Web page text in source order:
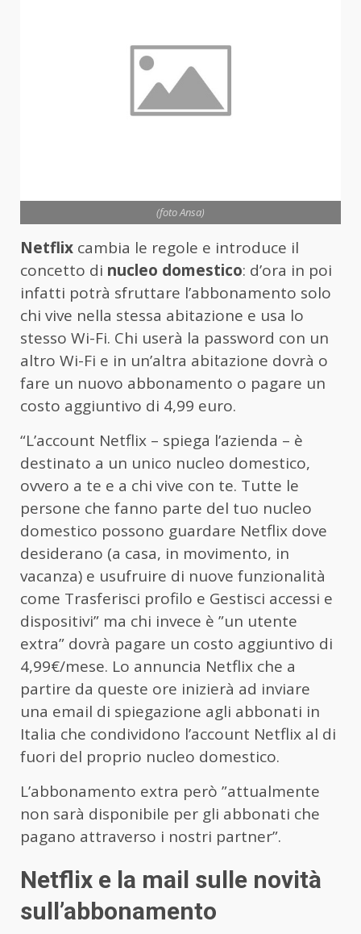
(foto Ansa)
Netflix cambia le regole e introduce il
concetto di nucleo domestico: d’ora in poi
infatti potrà sfruttare l’abbonamento solo
chi vive nella stessa abitazione e usa lo
stesso Wi-Fi. Chi userà la password con un
altro Wi-Fi e in un’altra abitazione dovrà o
fare un nuovo abbonamento o pagare un
costo aggiuntivo di 4,99 euro.
“L’account Netflix – spiega l’azienda – è
destinato a un unico nucleo domestico,
ovvero a te e a chi vive con te. Tutte le
persone che fanno parte del tuo nucleo
domestico possono guardare Netflix dove
desiderano (a casa, in movimento, in
vacanza) e usufruire di nuove funzionalità
come Trasferisci profilo e Gestisci accessi e
dispositivi” ma chi invece è ”un utente
extra” dovrà pagare un costo aggiuntivo di
4,99€/mese. Lo annuncia Netflix che a
partire da queste ore inizierà ad inviare
una email di spiegazione agli abbonati in
Italia che condividono l’account Netflix al di
fuori del proprio nucleo domestico.
L’abbonamento extra però ”attualmente
non sarà disponibile per gli abbonati che
pagano attraverso i nostri partner”.
Netflix e la mail sulle novità
sull’abbonamento